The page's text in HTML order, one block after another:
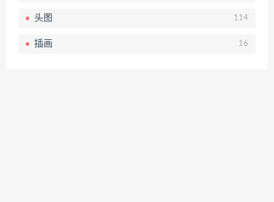
头图 114
插画 16